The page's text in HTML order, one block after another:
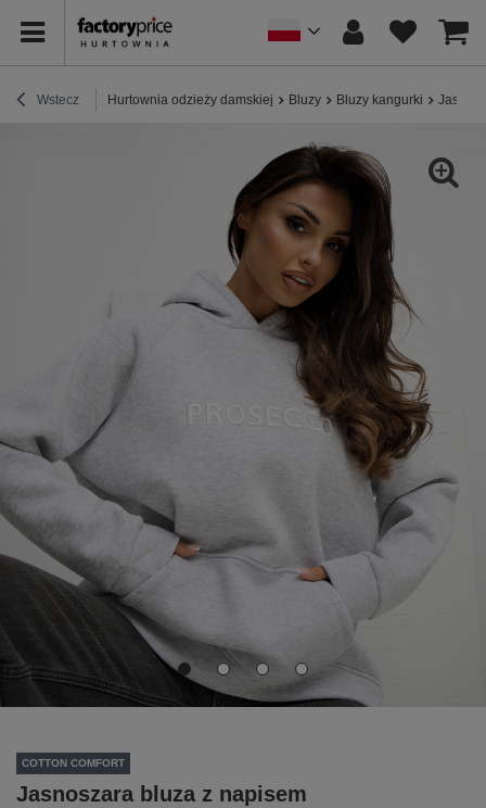
Wstecz Hurtownia odzieży damskiej Bluzy Bluzy kangurki
COTTON COMFORT
Jasnoszara bluza z napisem